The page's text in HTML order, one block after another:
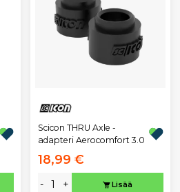
Scicon THRU Axle -
adapteri Aerocomfort 3.0
18,99 €
- + Lisää